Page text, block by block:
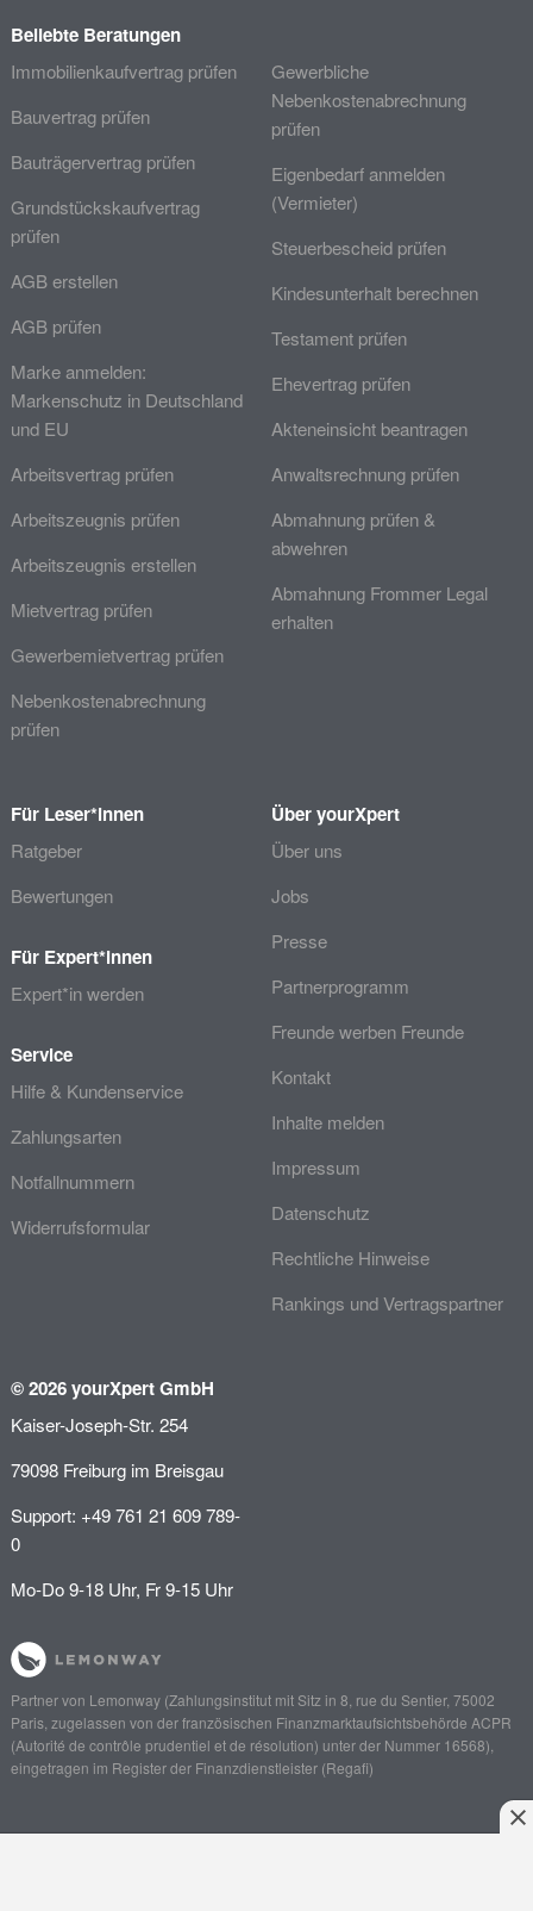
Beliebte Beratungen
Immobilienkaufvertrag prüfen
Bauvertrag prüfen
Bauträgervertrag prüfen
Grundstückskaufvertrag
prüfen
AGB erstellen
AGB prüfen
Marke anmelden:
Markenschutz in Deutschland
und EU
Arbeitsvertrag prüfen
Arbeitszeugnis prüfen
Arbeitszeugnis erstellen
Mietvertrag prüfen
Gewerbemietvertrag prüfen
Nebenkostenabrechnung
prüfen
Gewerbliche
Nebenkostenabrechnung
prüfen
Eigenbedarf anmelden
(Vermieter)
Steuerbescheid prüfen
Kindesunterhalt berechnen
Testament prüfen
Ehevertrag prüfen
Akteneinsicht beantragen
Anwaltsrechnung prüfen
Abmahnung prüfen &
abwehren
Abmahnung Frommer Legal
erhalten
Für Leser*innen
Ratgeber
Bewertungen
Für Expert*innen
Expert*in werden
Service
Hilfe & Kundenservice
Zahlungsarten
Notfallnummern
Widerrufsformular
Über yourXpert
Über uns
Jobs
Presse
Partnerprogramm
Freunde werben Freunde
Kontakt
Inhalte melden
Impressum
Datenschutz
Rechtliche Hinweise
Rankings und Vertragspartner
© 2026 yourXpert GmbH
Kaiser-Joseph-Str. 254
79098 Freiburg im Breisgau
Support: +49 761 21 609 789-
0
Mo-Do 9-18 Uhr, Fr 9-15 Uhr
Partner von Lemonway(Zahlungsinstitut mit Sitz in 8, rue du Sentier, 75002
Paris, zugelassen von der französischen Finanzmarktaufsichtsbehörde ACPR
(Autorité de contrôle prudentiel et de résolution) unter der Nummer 16568),
eingetragen im Register der Finanzdienstleister (Regafi)